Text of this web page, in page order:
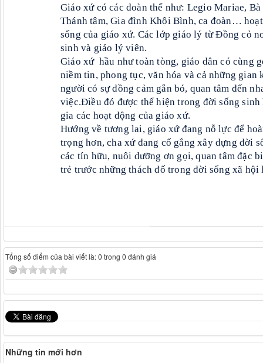
Giáo xứ có các đoàn thể như: Legio Mariae,
Thánh tâm, Gia đình Khôi Bình, ca đoàn…
sống của giáo xứ. Các lớp giáo lý từ Đồng cỏ
sinh và giáo lý viên.
Giáo xứ hầu như toàn tòng, giáo dân có cùng
niềm tin, phong tục, văn hóa và cả những gian
người có sự đồng cảm gắn bó, quan tâm đến
việc.Điều đó được thể hiện trong đời sống
gia các hoạt động của giáo xứ.
Hướng về tương lai, giáo xứ đang nỗ lực để
trọng hơn, cha xứ đang cố gắng xây dựng đời
các tín hữu, nuôi dưỡng ơn gọi, quan tâm đặc
trẻ trước những thách đố trong đời sống xã hội
Tổng số điểm của bài viết là: 0 trong 0 đánh giá
Những tin mới hơn